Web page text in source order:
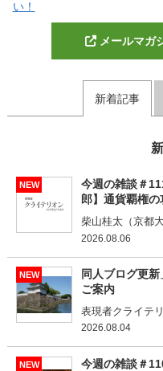
い！
メールマガ
新着記事
NEW
今週の雑談＃
郎】通貨覇権の
柴山桂太（京都
2026.08.06
NEW
同人ブログ更新
ご案内
表現者クライテ
2026.08.04
NEW
今週の雑談＃